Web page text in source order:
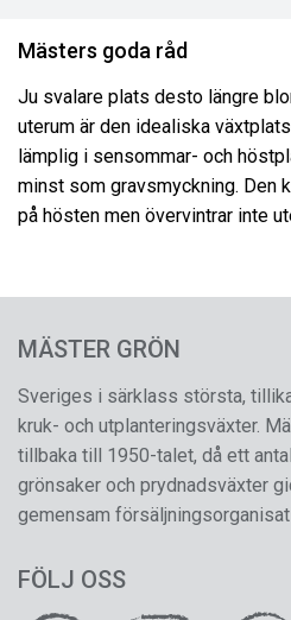
Mästers goda råd
Ju svalare plats desto längre
uterum är den idealiska
lämplig i sensommar- och
minst som gravsmyckning. Den
på hösten men övervintrar inte
MÄSTER GRÖN
Sveriges i särklass största,
kruk- och utplanteringsväxter.
tillbaka till 1950-talet, då ett
grönsaker och prydnadsväxter
gemensam
FÖLJ OSS